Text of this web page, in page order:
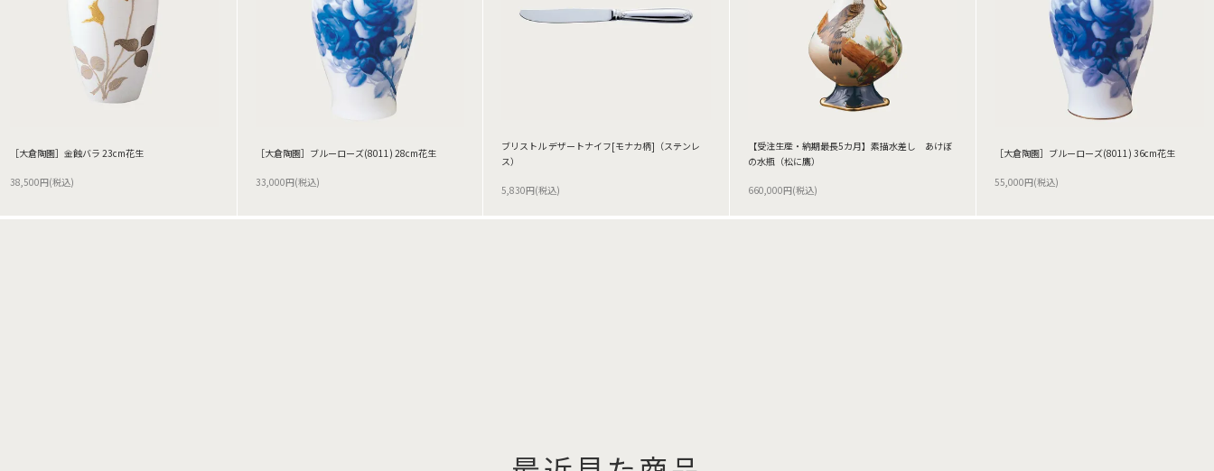
［大倉陶園］金蝕バラ 23cm花生
38,500円(税込)
［大倉陶園］ブルーローズ(8011) 28cm花生
33,000円(税込)
ブリストル デザートナイフ[モナカ柄]（ステンレ
ス）
5,830円(税込)
【受注生産・納期最長5カ月】素描水差し あけぼ
の水瓶（松に鷹）
660,000円(税込)
［大倉陶園］ブルーローズ(8011) 36cm花生
55,000円(税込)